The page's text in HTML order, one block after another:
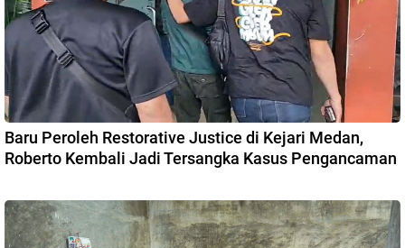
Baru Peroleh Restorative Justice di Kejari Medan,
Roberto Kembali Jadi Tersangka Kasus Pengancaman